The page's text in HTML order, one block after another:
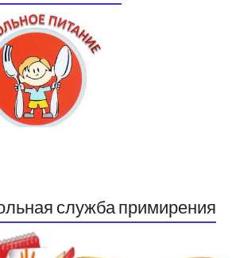
служба примирения